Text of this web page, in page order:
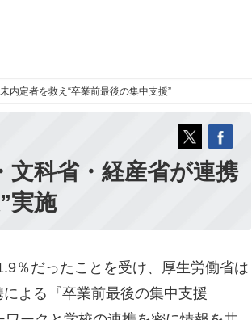
未内定者を救え“卒業前最後の集中支援”
科省・経産省が連携
実施
％だったことを受け、厚生労働省は
よる『卒業前最後の集中支援